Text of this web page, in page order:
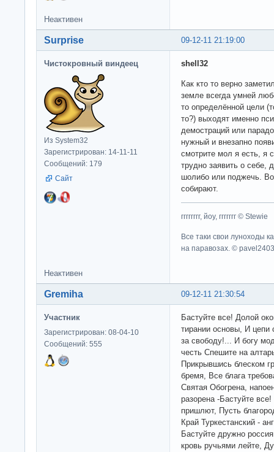
Неактивен
09-12-11 21:19:00
Surprise
Чистокровный виндеец
Из System32
Зарегистрирован: 14-11-11
Сообщений: 179
Сайт
shell32
Как кто то верно
земле всегда умней
то определённой цели
то?) выходят именно
демостраций или
нужный и внезапно
смотрите мол я есть, я
трудно заявить о себе,
шолибо или поджечь.
собирают.
гггггггг, йоу, ггггггг © Stewie
Все таки свои луноходы
на паравозах. © pavel2403
Неактивен
09-12-11 21:30:54
Gremiha
Участник
Зарегистрирован: 08-04-10
Сообщений: 555
Бастуйте все! Долой
тирании основы, И цепи
за свободу!... И богу
честь Спешите на
Прикрывшись блеском
бремя, Все блага
Святая Обогрена,
разорена -Бастуйте
пришлют, Пусть
Край Туркестанский -
Бастуйте дружно
кровь ручьями лейте,